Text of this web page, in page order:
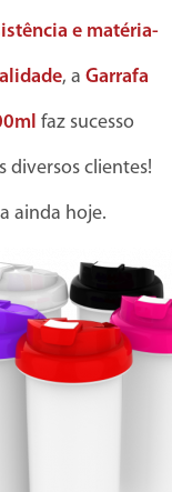
e matéria-
, a Garrafa
faz sucesso
diversos clientes!
ainda hoje.